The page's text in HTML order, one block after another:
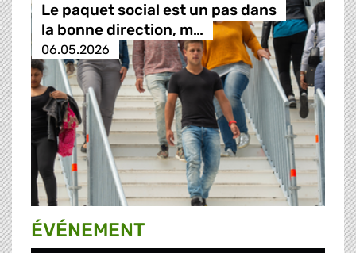
Le paquet social est un pas dans
la bonne direction, m…
06.05.2026
ÉVÉNEMENT